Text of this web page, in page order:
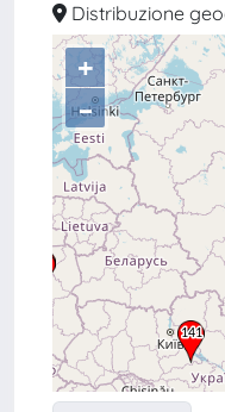
Distribuzione
+
–